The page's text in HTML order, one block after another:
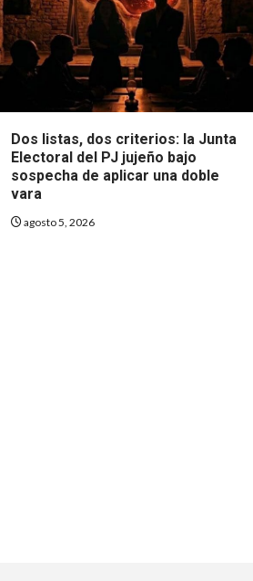
Dos listas, dos criterios: la Junta
Electoral del PJ jujeño bajo
sospecha de aplicar una doble
vara
agosto 5, 2026